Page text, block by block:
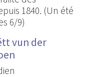
1840. (Un été
6/9)
vun der